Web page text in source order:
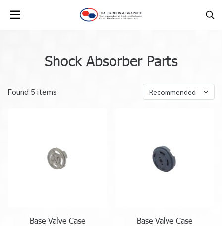
Shock Absorber Parts
Found 5 items Recommended
Base Valve Case Base Valve Case